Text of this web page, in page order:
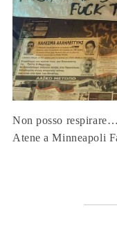
Non posso
Atene a Minneapoli